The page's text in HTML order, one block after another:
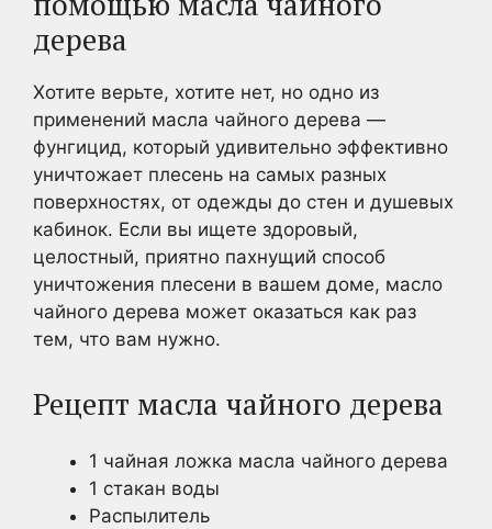
дерева
Хотите верьте, хотите нет, но одно из
применений масла чайного дерева —
фунгицид, который удивительно эффективно
уничтожает плесень на самых разных
поверхностях, от одежды до стен и душевых
кабинок. Если вы ищете здоровый,
целостный, приятно пахнущий способ
уничтожения плесени в вашем доме, масло
чайного дерева может оказаться как раз
тем, что вам нужно.
Рецепт масла чайного дерева
1 чайная ложка масла чайного дерева
1 стакан воды
Распылитель